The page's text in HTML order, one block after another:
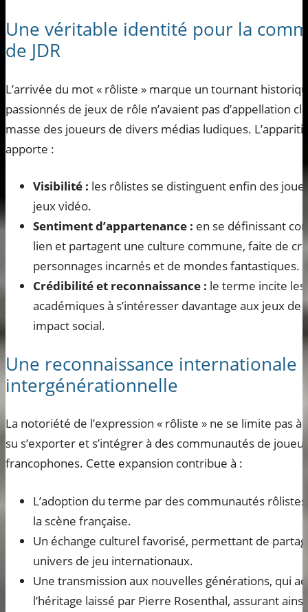
Une véritable identité pour la
de JDR
L’arrivée du mot « rôliste » marque un tournant
passionnés de jeux de rôle n’avaient pas d’appellation
masse des joueurs de divers médias ludiques.
apporte :
Visibilité : les rôlistes se distinguent enfin des
jeux vidéo.
Sentiment d’appartenance : en se définissant
lien et partagent une culture commune, faite de
personnages incarnés et de mondes fantastiques.
Crédibilité et reconnaissance : le terme incite
académiques à s’intéresser davantage aux jeux
impact social.
Une reconnaissance internationale
intergénérationnelle
La notoriété de l’expression « rôliste » ne se limite pas
su s’exporter et s’intégrer à des communautés de
francophones. Cette expansion contribue à :
L’adoption du terme par des communautés
la scène française.
Un échange culturel favorisé, permettant de
univers de jeu internationaux.
Une transmission aux nouvelles générations, qui
l’héritage laissé par Pierre Rosenthal, assurant